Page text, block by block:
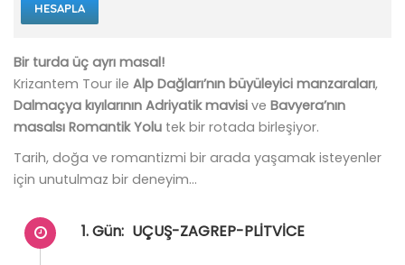
HESAPLA
Bir turda üç ayrı masal!
Krizantem Tour ile Alp Dağları’nın büyüleyici manzaraları,
Dalmaçya kıyılarının Adriyatik mavisi ve Bavyera’nın
masalsı Romantik Yolu tek bir rotada birleşiyor.
Tarih, doğa ve romantizmi bir arada yaşamak isteyenler
için unutulmaz bir deneyim…
1. Gün: UÇUŞ-ZAGREP-PLİTVİCE